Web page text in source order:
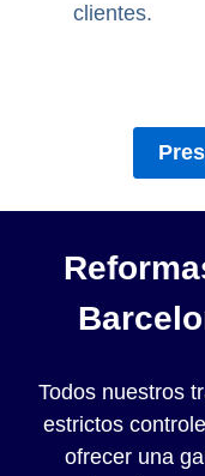
clientes.
Todos nuestros
estrictos
ofrecer una